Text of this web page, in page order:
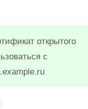
открытого
с